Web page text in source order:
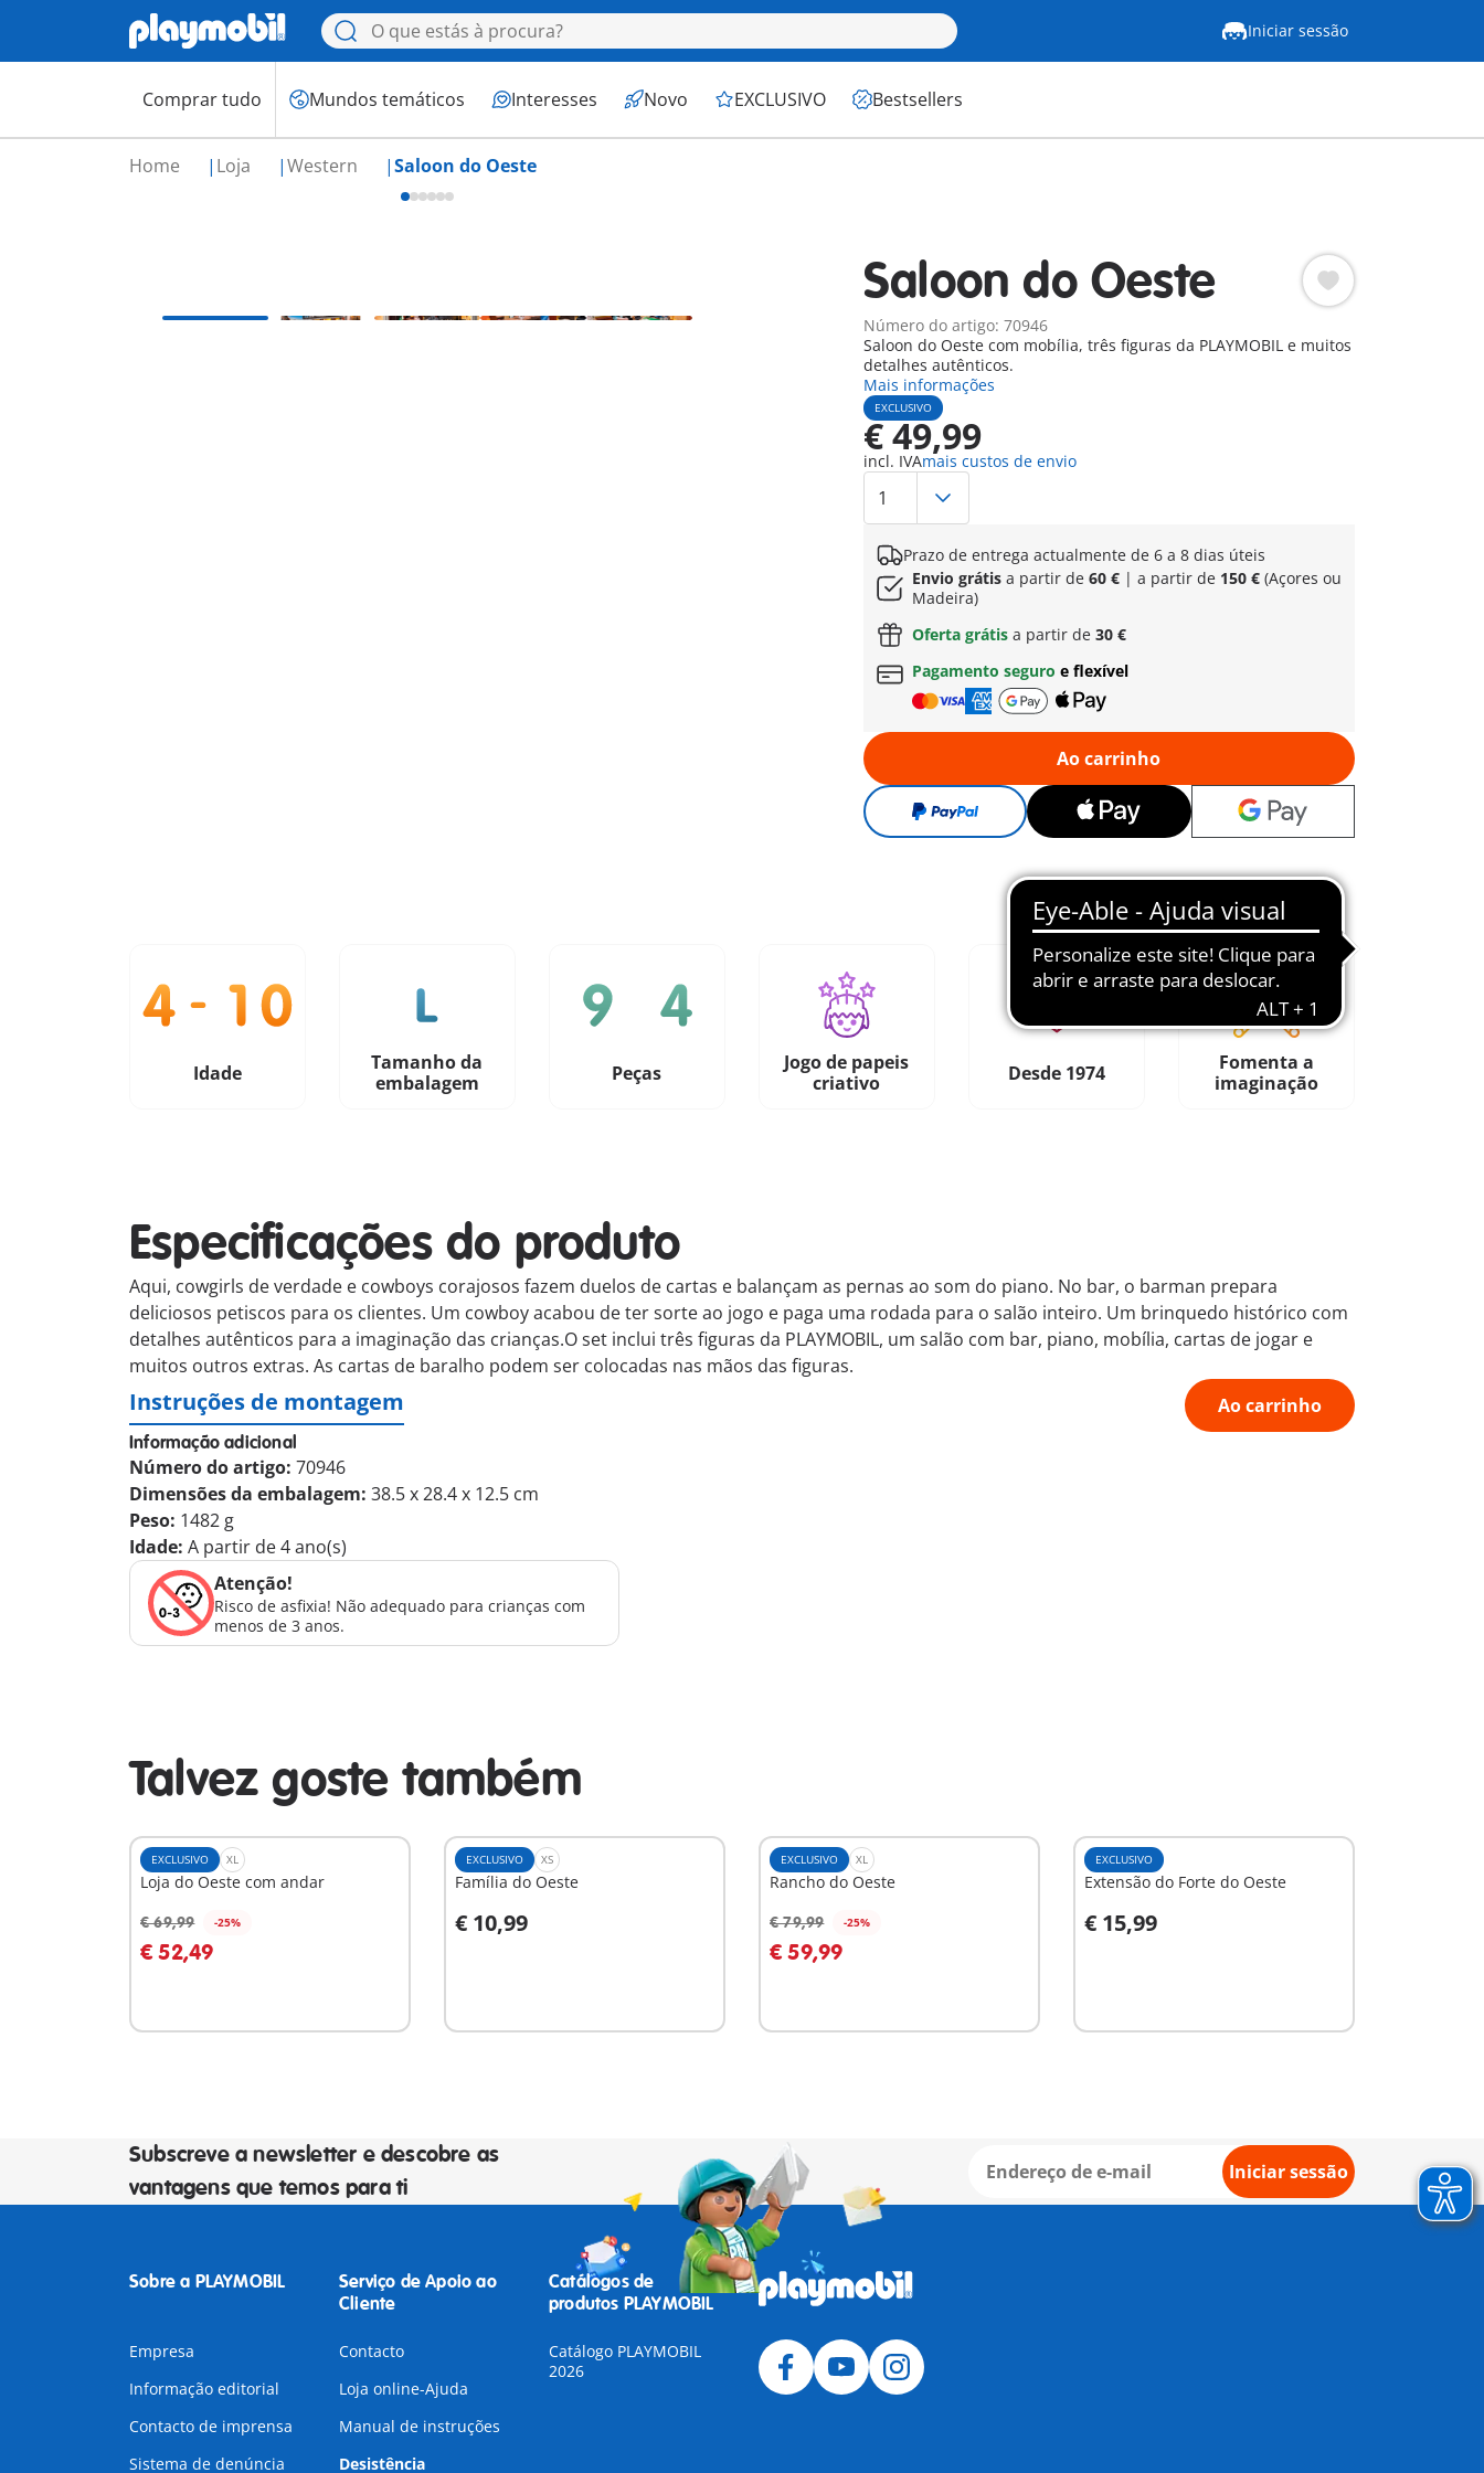
Iniciar sessão
Comprar tudo Mundos temáticos Interesses Novo EXCLUSIVO Bestsellers
Home Loja Western Saloon do Oeste
Saloon do Oeste
Número do artigo: 70946
Saloon do Oeste com mobília, três figuras da PLAYMOBIL e muitos
detalhes autênticos.
Mais informações
EXCLUSIVO
€ 49,99
incl. IVAmais custos de envio
Prazo de entrega actualmente de 6 a 8 dias úteis
Envio grátisa partir de 60 €| a partir de 150 €(Açores ou
Madeira)
Oferta grátisa partir de 30 €
Pagamento seguro e flexível
Ao carrinho
Idade
Tamanho da
embalagem
Peças
Jogo de papeis
criativo
Desde 1974
Fomenta a
imaginação
Especificações do produto
Aqui, cowgirls de verdade e cowboys corajosos fazem duelos de cartas e balançam as pernas ao som do piano. No bar, o barman prepara
deliciosos petiscos para os clientes. Um cowboy acabou de ter sorte ao jogo e paga uma rodada para o salão inteiro. Um brinquedo histórico com
detalhes autênticos para a imaginação das crianças.O set inclui três figuras da PLAYMOBIL, um salão com bar, piano, mobília, cartas de jogar e
muitos outros extras. As cartas de baralho podem ser colocadas nas mãos das figuras.
Ao carrinho
Instruções de montagem
Informação adicional
Número do artigo: 70946
Dimensões da embalagem: 38.5 x 28.4 x 12.5 cm
Peso: 1482 g
Idade: A partir de 4 ano(s)
Atenção!
Risco de asfixia! Não adequado para crianças com
menos de 3 anos.
Talvez goste também
EXCLUSIVO XL
Loja do Oeste com andar
€ 69,99 -25%
€ 52,49
EXCLUSIVO XS
Família do Oeste
€ 10,99
Ao carrinho
EXCLUSIVO XL
Rancho do Oeste
€ 79,99 -25%
€ 59,99
EXCLUSIVO
Extensão do Forte do Oeste
€ 15,99
Ao carrinho
Subscreve a newsletter e descobre as
vantagens que temos para ti
Iniciar sessão
Sobre a PLAYMOBIL
Empresa
Informação editorial
Contacto de imprensa
Sistema de denúncia
Serviço de Apoio ao
Cliente
Contacto
Loja online-Ajuda
Manual de instruções
Desistência
Catálogos de
produtos PLAYMOBIL
Catálogo PLAYMOBIL
2026